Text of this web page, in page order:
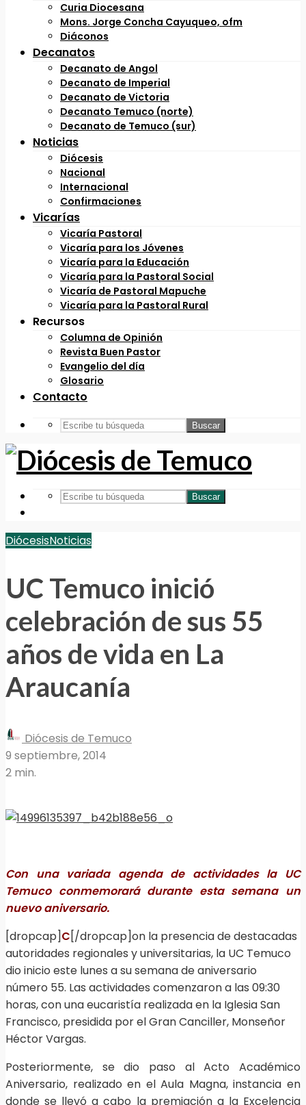
Curia Diocesana
Mons. Jorge Concha Cayuqueo, ofm
Diáconos
Decanatos
Decanato de Angol
Decanato de Imperial
Decanato de Victoria
Decanato Temuco (norte)
Decanato de Temuco (sur)
Noticias
Diócesis
Nacional
Internacional
Confirmaciones
Vicarías
Vicaría Pastoral
Vicaría para los Jóvenes
Vicaría para la Educación
Vicaría para la Pastoral Social
Vicaría de Pastoral Mapuche
Vicaría para la Pastoral Rural
Recursos
Columna de Opinión
Revista Buen Pastor
Evangelio del día
Glosario
Contacto
Buscar
Buscar
DiócesisNoticias
UC Temuco inició
celebración de sus 55
años de vida en La
Araucanía
Diócesis de Temuco
9 septiembre, 2014
2 min.
Con una variada agenda de actividades la UC
Temuco conmemorará durante esta semana un
nuevo aniversario.
[dropcap]C[/dropcap]on la presencia de destacadas
autoridades regionales y universitarias, la UC Temuco
dio inicio este lunes a su semana de aniversario
número 55. Las actividades comenzaron a las 09:30
horas, con una eucaristía realizada en la Iglesia San
Francisco, presidida por el Gran Canciller, Monseñor
Héctor Vargas.
Posteriormente, se dio paso al Acto Académico
Aniversario, realizado en el Aula Magna, instancia en
donde se llevó a cabo la premiación a la Excelencia